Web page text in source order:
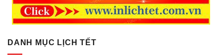
DANH MỤC LỊCH TẾT